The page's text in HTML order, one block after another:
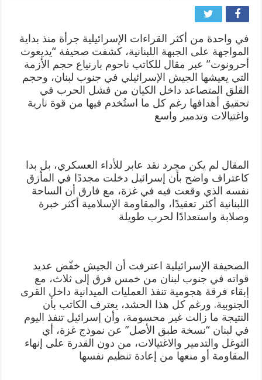
في واحدة من أكثر القراءات الإسرائيلية جرأة منذ بداية
المواجهة على الجبهة اللبنانية، كشفت صحيفة “يديعوت
أحرونوت” عبر مقال للكاتب ناحوم بارنياع حجم الأزمة
التي يعيشها الجيش الإسرائيلي في جنوب لبنان، وحجم
القلق المتصاعد داخل الكيان من فشل الحرب في
تحقيق أهدافها رغم كل ما استُخدم فيها من قوة نارية
واغتيالات وتدمير واسع
المقال لم يكن مجرد نقد عابر للأداء العسكري، بل بدا
كاعتراف واضح بأن إسرائيل دخلت مجددًا في المأزق
نفسه الذي وقعت فيه في غزة، مع فارق أن الساحة
اللبنانية أكثر تعقيدًا، والمقاومة الإسلامية أكثر خبرة
وصلابة واستعدادًا لحرب طويلة
الصحيفة الإسرائيلية اعترفت أن الجيش خفّض عديد
قواته في جنوب لبنان من خمس فرق إلى ثلاث، مع
إبقاء فرقة هجومية تنفذ العمليات الميدانية داخل القرى
الجنوبية. ورغم كل هذا الحشد، يعترف الكاتب بأن
النتيجة ما زالت غير محسومة، وأن إسرائيل تنفذ اليوم
في لبنان “نسخة طبق الأصل” عن نموذج غزة، أي
التوغل والتدمير والاغتيالات، من دون القدرة على إنهاء
المقاومة أو منعها من إعادة تنظيم نفسها